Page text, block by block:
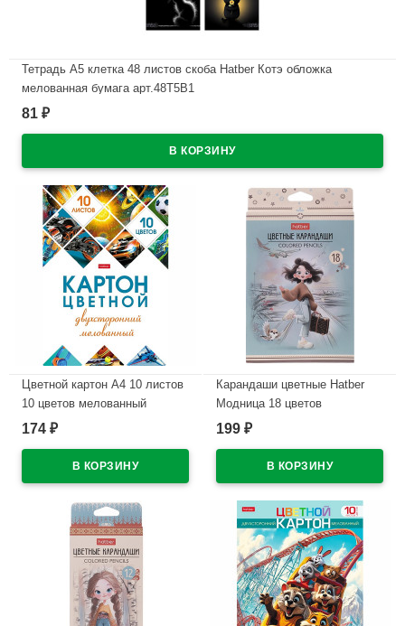
Тетрадь А5 клетка 48 листов скоба Hatber Котэ обложка
мелованная бумага арт.48Т5В1
В наличии
81 ₽
Цветной картон А4 10 листов
10 цветов мелованный
двухсторонний Hatber
арт.10Кц4_25049
174 ₽
Карандаши цветные Hatber
Модница 18 цветов
заточенные трехгранные
199 ₽